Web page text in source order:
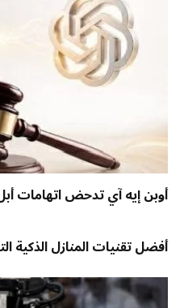
أوبن إيه آي تدحض اتهامات
أفضل تقنيات المنازل الذكية